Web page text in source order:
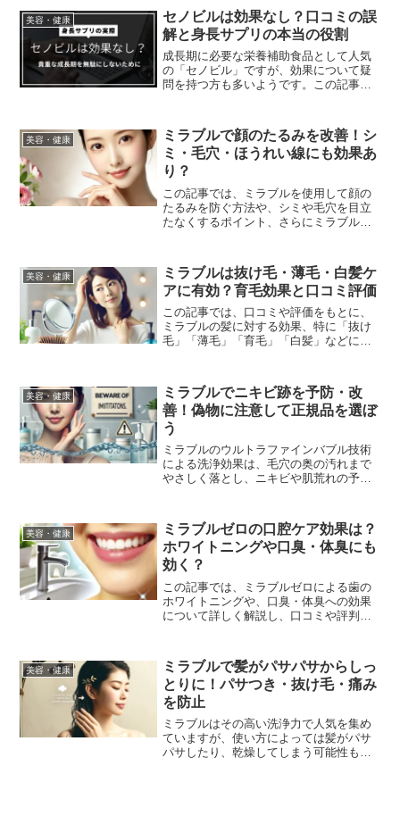
た方々の口コミもご紹介。効果的に使う
ためのポイントや、評判が分かれる理由
についても詳しく触れていきます。
美容・健康
セノビルは効果なし？口コミの誤
解と身長サプリの本当の役割
成長期に必要な栄養補助食品として人気
の「セノビル」ですが、効果について疑
問を持つ方も多いようです。この記事で
イミング、さらに副作用についても触
れ、効果を最大限に引き出すためのポイ
ントを解説していきます。
美容・健康
ミラブルで顔のたるみを改善！シ
ミ・毛穴・ほうれい線にも効果あ
り？
この記事では、ミラブルを使用して顔の
たるみを防ぐ方法や、シミや毛穴を目立
たなくするポイント、さらにミラブルを
てる適切な時間は何秒かといった疑問に
もお答えし、偽物を避けるための購入方
法についても触れます。
美容・健康
ミラブルは抜け毛・薄毛・白髪ケ
アに有効？育毛効果と口コミ評価
この記事では、口コミや評価をもとに、
ミラブルの髪に対する効果、特に「抜け
毛」「薄毛」「育毛」「白髪」などにど
まで改善できるのか気になる方は、ぜひ
参考にしてください。
美容・健康
ミラブルでニキビ跡を予防・改
善！偽物に注意して正規品を選ぼ
う
ミラブルのウルトラファインバブル技術
による洗浄効果は、毛穴の奥の汚れまで
やさしく落とし、ニキビや肌荒れの予防
偽物が出回っていることも事実です。肌
への影響を考えると、必ず正規代理店で
購入することが推奨されます。
美容・健康
ミラブルゼロの口腔ケア効果は？
ホワイトニングや口臭・体臭にも
効く？
この記事では、ミラブルゼロによる歯の
ホワイトニングや、口臭・体臭への効果
について詳しく解説し、口コミや評判も
物を購入しないためのポイントや、信頼
できる正規代理店での購入のメリットに
ついても解説します。
美容・健康
ミラブルで髪がパサパサからしっ
とりに！パサつき・抜け毛・痛み
を防止
ミラブルはその高い洗浄力で人気を集め
ていますが、使い方によっては髪がパサ
パサしたり、乾燥してしまう可能性もあ